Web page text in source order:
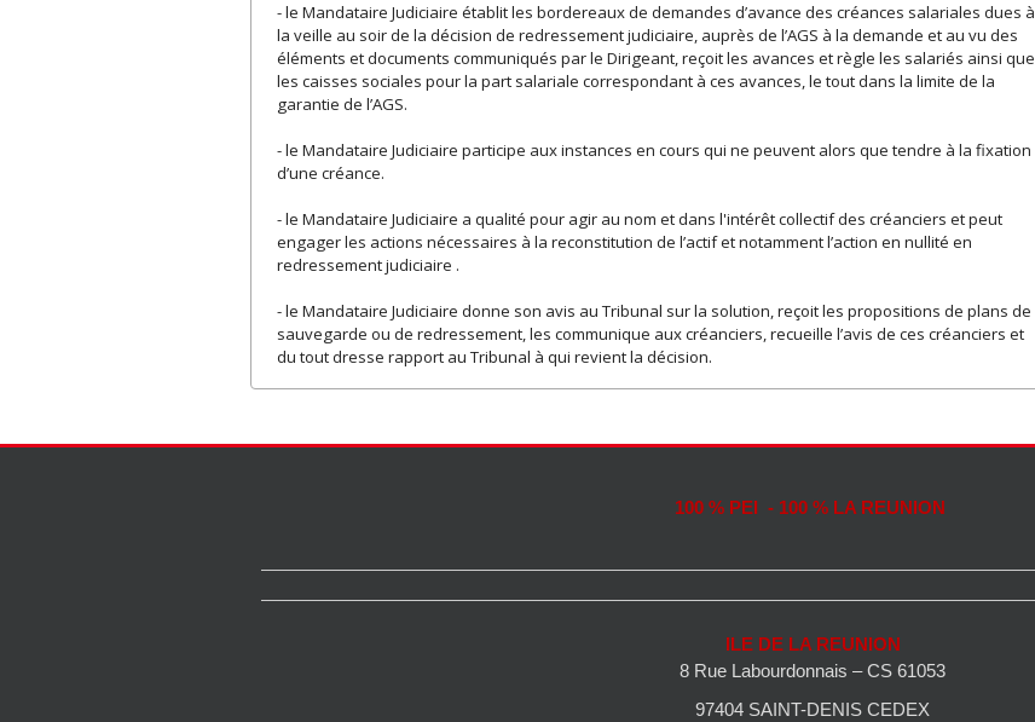
- le Mandataire Judiciaire établit les bordereaux de demandes d’avance des créances salariales dues à
la veille au soir de la décision de redressement judiciaire, auprès de l’AGS à la demande et au vu des
éléments et documents communiqués par le Dirigeant, reçoit les avances et règle les salariés ainsi que
les caisses sociales pour la part salariale correspondant à ces avances, le tout dans la limite de la
garantie de l’AGS.
- le Mandataire Judiciaire participe aux instances en cours qui ne peuvent alors que tendre à la fixation
d’une créance.
- le Mandataire Judiciaire a qualité pour agir au nom et dans l'intérêt collectif des créanciers et peut
engager les actions nécessaires à la reconstitution de l’actif et notamment l’action en nullité en
redressement judiciaire .
- le Mandataire Judiciaire donne son avis au Tribunal sur la solution, reçoit les propositions de plans de
sauvegarde ou de redressement, les communique aux créanciers, recueille l’avis de ces créanciers et
du tout dresse rapport au Tribunal à qui revient la décision.
100 % PEI - 100 % LA REUNION
ILE DE LA REUNION
8 Rue Labourdonnais – CS 61053
97404 SAINT-DENIS CEDEX